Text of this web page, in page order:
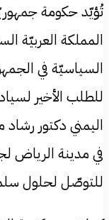
تُؤيّد حكومة
المملكة العربيّة
السياسيّة في
للطلب الأخير
اليمني دكتور
في مدينة الرياض
للتوصّل لحلول